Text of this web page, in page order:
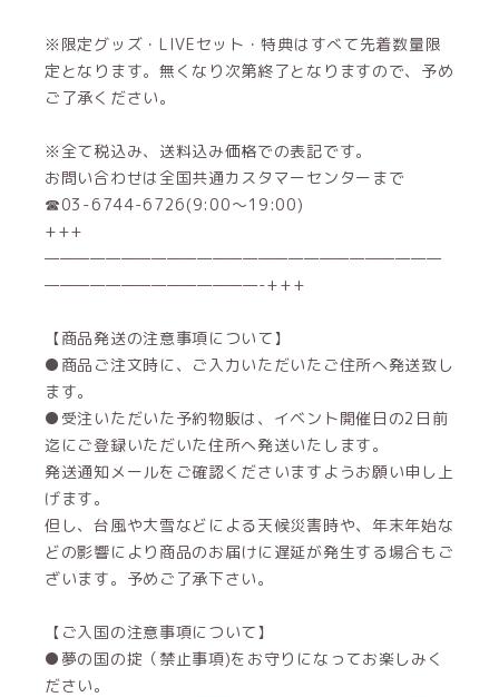
※限定グッズ・LIVEセット・特典はすべて先着数量限
定となります。無くなり次第終了となりますので、予め
ご了承ください。
※全て税込み、送料込み価格での表記です。
お問い合わせは全国共通カスタマーセンターまで
☎03-6744-6726(9:00～19:00)
+++
——————————————————————————
——————————————-+++
【商品発送の注意事項について】
●商品ご注文時に、ご入力いただいたご住所へ発送致し
ます。
●受注いただいた予約物販は、イベント開催日の2日前
迄にご登録いただいた住所へ発送いたします。
発送通知メールをご確認くださいますようお願い申し上
げます。
但し、台風や大雪などによる天候災害時や、年末年始な
どの影響により商品のお届けに遅延が発生する場合もご
ざいます。予めご了承下さい。
【ご入国の注意事項について】
●夢の国の掟（禁止事項)をお守りになってお楽しみく
ださい。